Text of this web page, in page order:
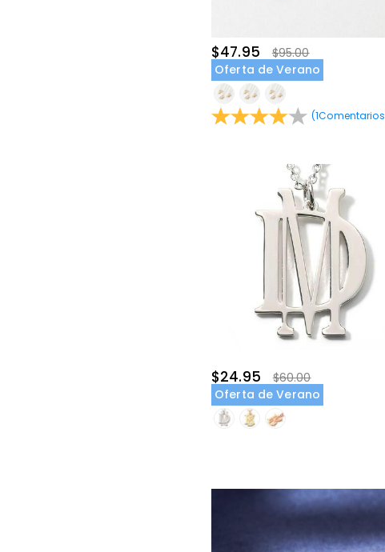
$47.95
$95.00
Oferta de Verano
(1Comentarios
$24.95
$60.00
Oferta de Verano